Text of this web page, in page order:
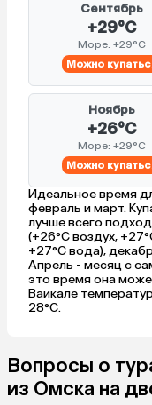
Сентябрь
+29°C
Море: +29°C
Можно
Ноябрь
+26°C
Море: +29°C
Можно
Идеальное время
февраль и март.
лучше всего
(+26°C воздух,
+27°C вода),
Апрель - месяц с
это время она
Ваикале
28°C.
Вопросы о
из Омска на